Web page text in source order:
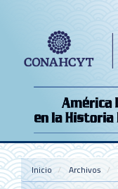
Contenido
principal
Barra
Inicio Archivos